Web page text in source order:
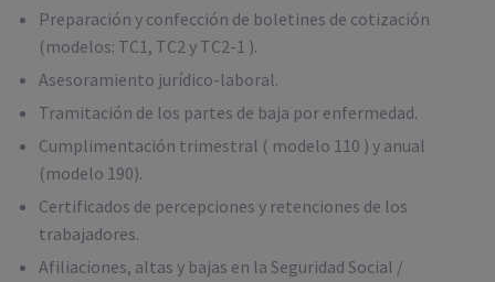
Preparación y confección de boletines de cotización
(modelos: TC1, TC2 y TC2-1 ).
Asesoramiento jurídico-laboral.
Tramitación de los partes de baja por enfermedad.
Cumplimentación trimestral ( modelo 110 ) y anual
(modelo 190).
Certificados de percepciones y retenciones de los
trabajadores.
Afiliaciones, altas y bajas en la Seguridad Social /